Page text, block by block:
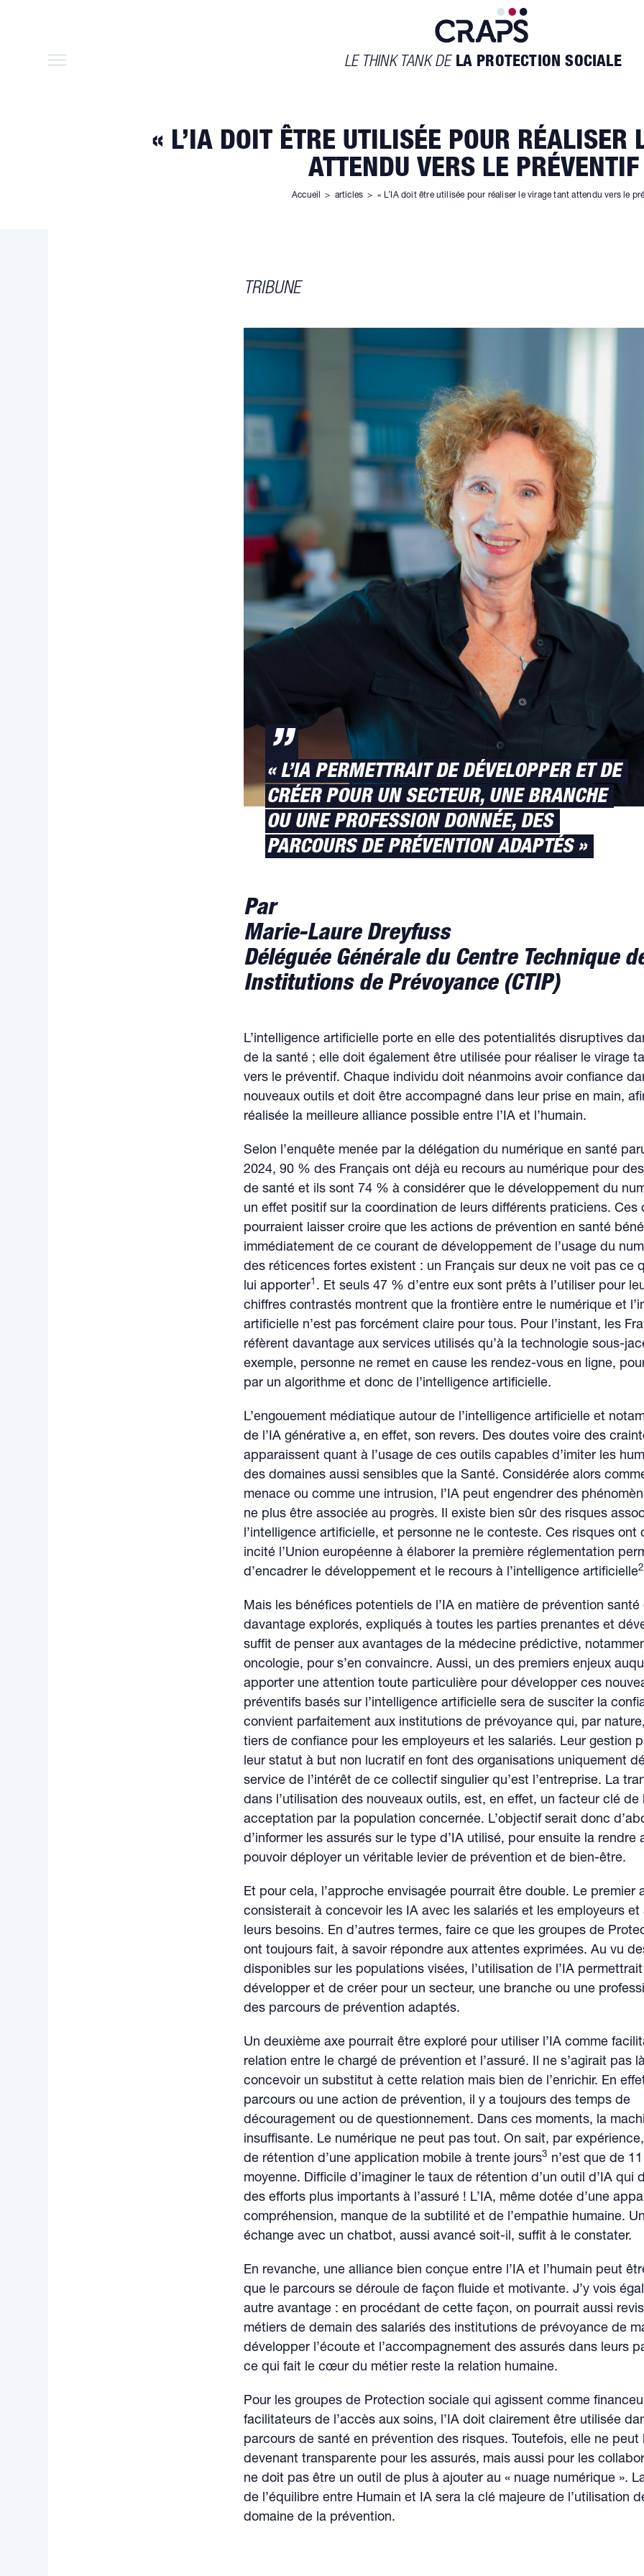
LE THINK TANK DELA PROTECTION SOCIALE
« L’IA DOIT ÊTRE UTILISÉE POUR RÉALISER
ATTENDU VERS LE
Accueil > articles > « L’IA doit être utilisée pour réaliser le virage tant attendu vers le
TRIBUNE
”
« L’IA PERMETTRAIT DE DÉVELOPPER ET DE
CRÉER POUR UN SECTEUR, UNE BRANCHE
OU UNE PROFESSION DONNÉE, DES
PARCOURS DE PRÉVENTION ADAPTÉS »
Par
Marie-Laure Dreyfuss
Déléguée Générale du Centre Technique
Institutions de Prévoyance (CTIP)
L’intelligence artificielle porte en elle des potentialités disruptives
de la santé ; elle doit également être utilisée pour réaliser le virage
vers le préventif. Chaque individu doit néanmoins avoir confiance
nouveaux outils et doit être accompagné dans leur prise en main,
réalisée la meilleure alliance possible entre l’IA et l’humain.
Selon l’enquête menée par la délégation du numérique en santé
2024, 90 % des Français ont déjà eu recours au numérique pour
de santé et ils sont 74 % à considérer que le développement du
un effet positif sur la coordination de leurs différents praticiens. Ces
pourraient laisser croire que les actions de prévention en santé
immédiatement de ce courant de développement de l’usage du
des réticences fortes existent : un Français sur deux ne voit pas ce
lui apporter1 . Et seuls 47 % d’entre eux sont prêts à l’utiliser pour
chiffres contrastés montrent que la frontière entre le numérique et
artificielle n’est pas forcément claire pour tous. Pour l’instant, les
réfèrent davantage aux services utilisés qu’à la technologie sous-
exemple, personne ne remet en cause les rendez-vous en ligne,
par un algorithme et donc de l’intelligence artificielle.
L’engouement médiatique autour de l’intelligence artificielle et
de l’IA générative a, en effet, son revers. Des doutes voire des
apparaissent quant à l’usage de ces outils capables d’imiter les
des domaines aussi sensibles que la Santé. Considérée alors
menace ou comme une intrusion, l’IA peut engendrer des
ne plus être associée au progrès. Il existe bien sûr des risques
l’intelligence artificielle, et personne ne le conteste. Ces risques ont
incité l’Union européenne à élaborer la première réglementation
d’encadrer le développement et le recours à l’intelligence artificielle2
Mais les bénéfices potentiels de l’IA en matière de prévention
davantage explorés, expliqués à toutes les parties prenantes et
suffit de penser aux avantages de la médecine prédictive,
oncologie, pour s’en convaincre. Aussi, un des premiers enjeux
apporter une attention toute particulière pour développer ces
préventifs basés sur l’intelligence artificielle sera de susciter la
convient parfaitement aux institutions de prévoyance qui, par
tiers de confiance pour les employeurs et les salariés. Leur gestion
leur statut à but non lucratif en font des organisations uniquement
service de l’intérêt de ce collectif singulier qu’est l’entreprise. La
dans l’utilisation des nouveaux outils, est, en effet, un facteur clé de
acceptation par la population concernée. L’objectif serait donc
d’informer les assurés sur le type d’IA utilisé, pour ensuite la rendre
pouvoir déployer un véritable levier de prévention et de bien-être.
Et pour cela, l’approche envisagée pourrait être double. Le premier
consisterait à concevoir les IA avec les salariés et les employeurs
leurs besoins. En d’autres termes, faire ce que les groupes de
ont toujours fait, à savoir répondre aux attentes exprimées. Au vu
disponibles sur les populations visées, l’utilisation de l’IA
développer et de créer pour un secteur, une branche ou une
des parcours de prévention adaptés.
Un deuxième axe pourrait être exploré pour utiliser l’IA comme
relation entre le chargé de prévention et l’assuré. Il ne s’agirait pas
concevoir un substitut à cette relation mais bien de l’enrichir. En
parcours ou une action de prévention, il y a toujours des temps de
découragement ou de questionnement. Dans ces moments, la
insuffisante. Le numérique ne peut pas tout. On sait, par
de rétention d’une application mobile à trente jours3 n’est que de
moyenne. Difficile d’imaginer le taux de rétention d’un outil d’IA qui
des efforts plus importants à l’assuré ! L’IA, même dotée d’une
compréhension, manque de la subtilité et de l’empathie humaine.
échange avec un chatbot, aussi avancé soit-il, suffit à le constater.
En revanche, une alliance bien conçue entre l’IA et l’humain peut
que le parcours se déroule de façon fluide et motivante. J’y vois
autre avantage : en procédant de cette façon, on pourrait aussi
métiers de demain des salariés des institutions de prévoyance de
développer l’écoute et l’accompagnement des assurés dans leurs
ce qui fait le cœur du métier reste la relation humaine.
Pour les groupes de Protection sociale qui agissent comme
facilitateurs de l’accès aux soins, l’IA doit clairement être utilisée
parcours de santé en prévention des risques. Toutefois, elle ne peut
devenant transparente pour les assurés, mais aussi pour les
ne doit pas être un outil de plus à ajouter au « nuage numérique ».
de l’équilibre entre Humain et IA sera la clé majeure de l’utilisation
domaine de la prévention.